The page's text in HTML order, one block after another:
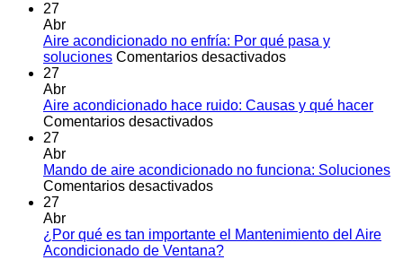
27
Abr
Aire acondicionado no enfría: Por qué pasa y
soluciones Comentarios desactivadosen
no
pasa
27
Abr
Aire acondicionado hace ruido: Causas y qué hacer
Comentarios desactivadosen
hace
ruido:
qué
hacer
27
Abr
Mando de aire acondicionado no funciona: Soluciones
Comentarios desactivadosen
aire
acondicionado
27
Abr
¿Por qué es tan importante el Mantenimiento del Aire
Acondicionado de Ventana?No